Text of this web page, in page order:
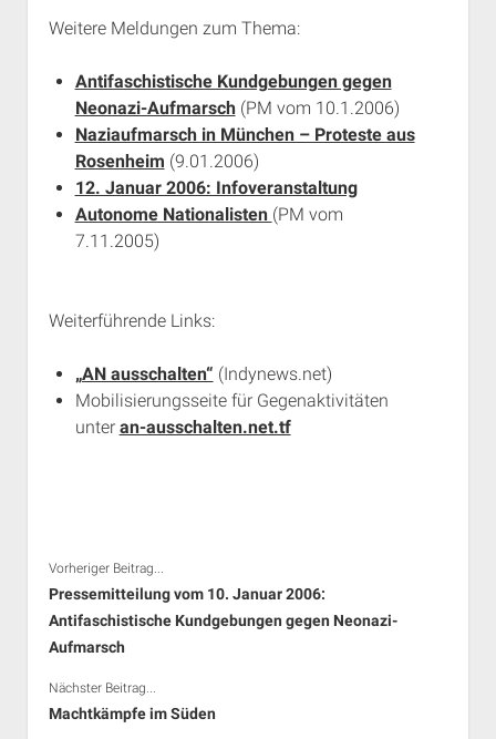
Weitere Meldungen zum Thema:
Antifaschistische Kundgebungen gegen
Neonazi-Aufmarsch(PM vom 10.1.2006)
Naziaufmarsch in München – Proteste aus
Rosenheim (9.01.2006)
12. Januar 2006: Infoveranstaltung
Autonome Nationalisten (PM vom
7.11.2005)
Weiterführende Links:
„AN ausschalten“ (Indynews.net)
Mobilisierungsseite für Gegenaktivitäten
unter an-ausschalten.net.tf
Vorheriger Beitrag...
Pressemitteilung vom 10. Januar 2006:
Antifaschistische Kundgebungen gegen Neonazi-
Aufmarsch
Nächster Beitrag...
Machtkämpfe im Süden